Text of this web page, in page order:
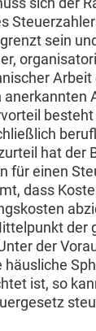
sein
Arbeit
hat der
für einen
dass
der
der
häusliche
ist, so